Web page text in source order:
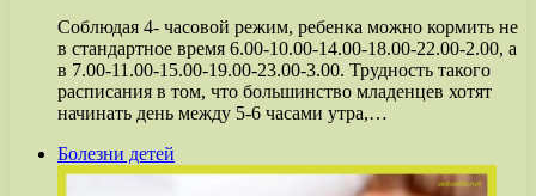
Соблюдая 4- часовой режим, ребенка можно кормить не
в стандартное время 6.00-10.00-14.00-18.00-22.00-2.00, а
в 7.00-11.00-15.00-19.00-23.00-3.00. Трудность такого
расписания в том, что большинство младенцев хотят
начинать день между 5-6 часами утра,…
Болезни детей